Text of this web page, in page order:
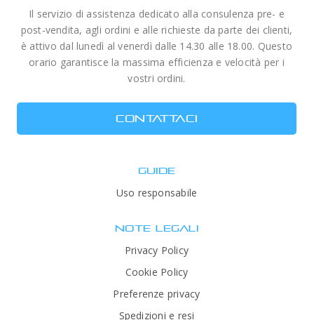
Il servizio di assistenza dedicato alla consulenza pre- e
post-vendita, agli ordini e alle richieste da parte dei clienti,
è attivo dal lunedì al venerdì dalle 14.30 alle 18.00. Questo
orario garantisce la massima efficienza e velocità per i
vostri ordini.
CONTATTACI
GUIDE
Uso responsabile
NOTE LEGALI
Privacy Policy
Cookie Policy
Preferenze privacy
Spedizioni e resi